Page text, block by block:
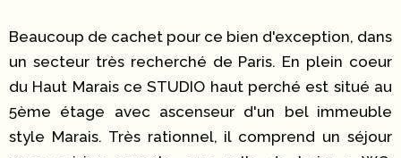
Beaucoup de cachet pour ce bien d'exception, dans
un secteur très recherché de Paris. En plein coeur
du Haut Marais ce STUDIO haut perché est situé au
5ème étage avec ascenseur d'un bel immeuble
style Marais. Très rationnel, il comprend un séjour